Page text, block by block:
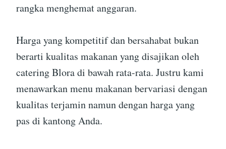
rangka menghemat anggaran.
Harga yang kompetitif dan bersahabat bukan
berarti kualitas makanan yang disajikan oleh
catering Blora di bawah rata-rata. Justru kami
menawarkan menu makanan bervariasi dengan
kualitas terjamin namun dengan harga yang
pas di kantong Anda.